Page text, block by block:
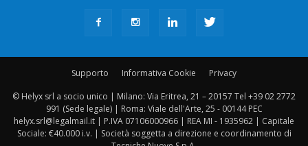
Supporto Informativa Cookie
Privacy
© Helyx srl a socio unico | Milano: Via Eritrea, 21 – 20157 Tel +39 02 2772
991 (Sede legale) | Roma: Viale dell'Arte, 25 - 00144 PEC
helyx.srl@legalmail.it | P.IVA 07106000966 | REA MI - 1935962 | Capitale
Sociale: €40.000 i.v. | Società soggetta a direzione e coordinamento di